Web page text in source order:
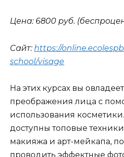
Цена: 6800 руб.
Сайт: https://
school/visage
На этих курсах вы
преображения лица с
использования
доступны топовые
макияжа и арт-мейкапа,
проводить эффектные